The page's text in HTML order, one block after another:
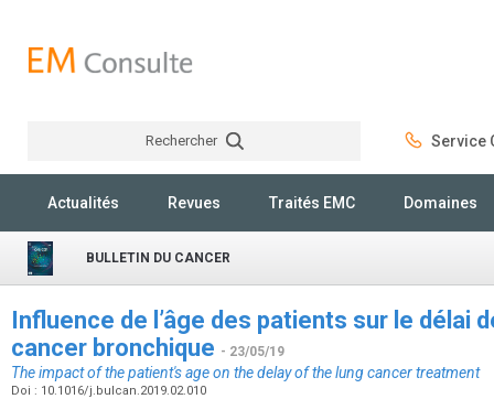
Rechercher Service
Actualités Revues Traités EMC Domaines
BULLETIN DU CANCER
Influence de l’âge des patients sur le délai
cancer bronchique - 23/05/19
The impact of the patient's age on the delay of the lung cancer treatment
Doi : 10.1016/j.bulcan.2019.02.010